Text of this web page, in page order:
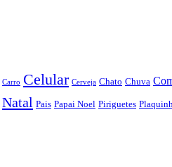
Carro Celular Cerveja Chato Chuva
Natal Pais Papai Noel Piriguetes